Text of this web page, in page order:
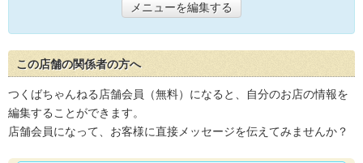
メニューを編集する
この店舗の関係者の方へ
つくばちゃんねる店舗会員（無料）になると、自分のお店の情報を
編集することができます。
店舗会員になって、お客様に直接メッセージを伝えてみませんか？